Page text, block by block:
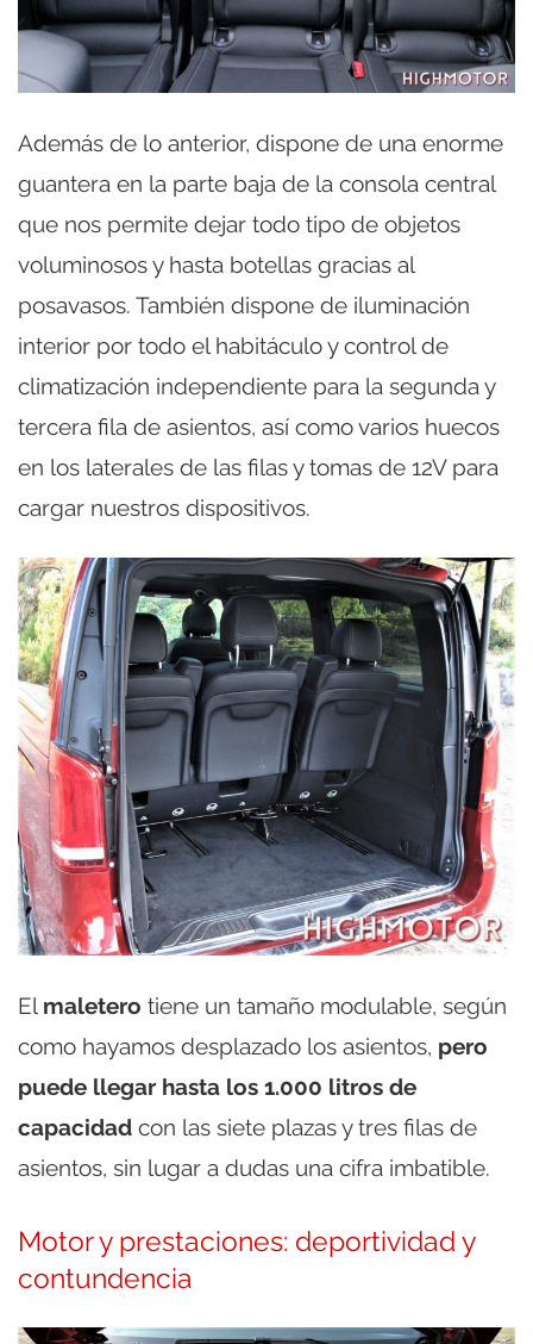
Además de lo anterior, dispone de una enorme
guantera en la parte baja de la consola central
que nos permite dejar todo tipo de objetos
voluminosos y hasta botellas gracias al
posavasos. También dispone de iluminación
interior por todo el habitáculo y control de
climatización independiente para la segunda y
tercera fila de asientos, así como varios huecos
en los laterales de las filas y tomas de 12V para
cargar nuestros dispositivos.
El maletero tiene un tamaño modulable, según
como hayamos desplazado los asientos, pero
puede llegar hasta los 1.000 litros de
capacidad con las siete plazas y tres filas de
asientos, sin lugar a dudas una cifra imbatible.
Motor y prestaciones: deportividad y
contundencia